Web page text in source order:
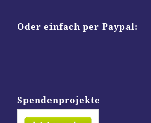
Oder einfach per Paypal:
Spendenprojekte